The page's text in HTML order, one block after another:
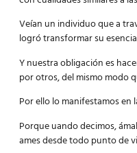
Veían un individuo que a
logró transformar su
Y nuestra obligación es
por otros, del mismo modo
Por ello lo manifestamos en
Porque uando decimos,
ames desde todo punto de